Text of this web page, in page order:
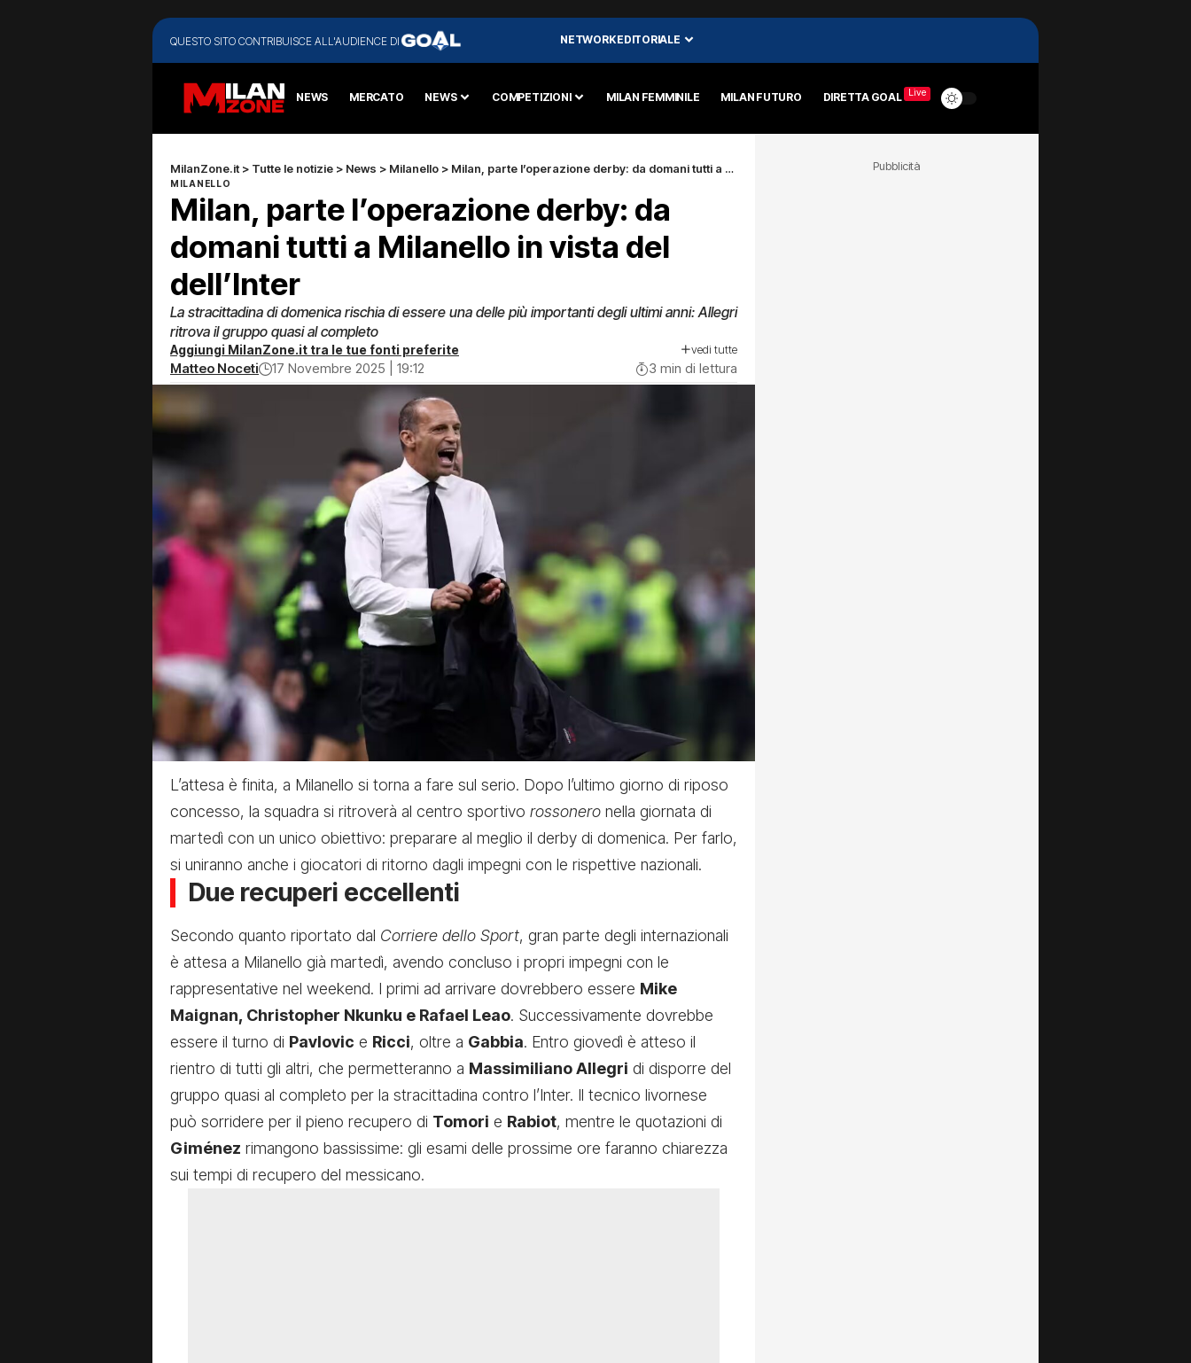
QUESTO SITO CONTRIBUISCE ALL'AUDIENCE DI NETWORK EDITORIALE
NEWS MERCATO NEWS COMPETIZIONI MILAN FEMMINILE MILAN FUTURO DIRETTA GOAL Live
MilanZone.it > Tutte le notizie > News > Milanello > Milan, parte l’operazione derby: da domani tutti a Milanello in vista del dell’Inter
MILANELLO
Milan, parte l’operazione derby: da
domani tutti a Milanello in vista del
dell’Inter
La stracittadina di domenica rischia di essere una delle più importanti degli ultimi anni: Allegri
ritrova il gruppo quasi al completo
Aggiungi MilanZone.it tra le tue fonti preferite vedi tutte
Matteo Noceti 17 Novembre 2025 | 19:12 3 min di lettura
L’attesa è finita, a Milanello si torna a fare sul serio. Dopo l’ultimo giorno di riposo
concesso, la squadra si ritroverà al centro sportivo rossonero nella giornata di
martedì con un unico obiettivo: preparare al meglio il derby di domenica. Per farlo,
si uniranno anche i giocatori di ritorno dagli impegni con le rispettive nazionali.
Due recuperi eccellenti
Secondo quanto riportato dal Corriere dello Sport, gran parte degli internazionali
è attesa a Milanello già martedì, avendo concluso i propri impegni con le
rappresentative nel weekend. I primi ad arrivare dovrebbero essere Mike
Maignan, Christopher Nkunku e Rafael Leao. Successivamente dovrebbe
essere il turno di Pavlovic e Ricci, oltre a Gabbia. Entro giovedì è atteso il
rientro di tutti gli altri, che permetteranno a Massimiliano Allegri di disporre del
gruppo quasi al completo per la stracittadina contro l’Inter. Il tecnico livornese
può sorridere per il pieno recupero di Tomori e Rabiot, mentre le quotazioni di
Giménez rimangono bassissime: gli esami delle prossime ore faranno chiarezza
sui tempi di recupero del messicano.
Pubblicità